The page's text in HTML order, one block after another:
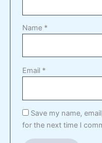
Name *
Email *
Save my name,
for the next time I